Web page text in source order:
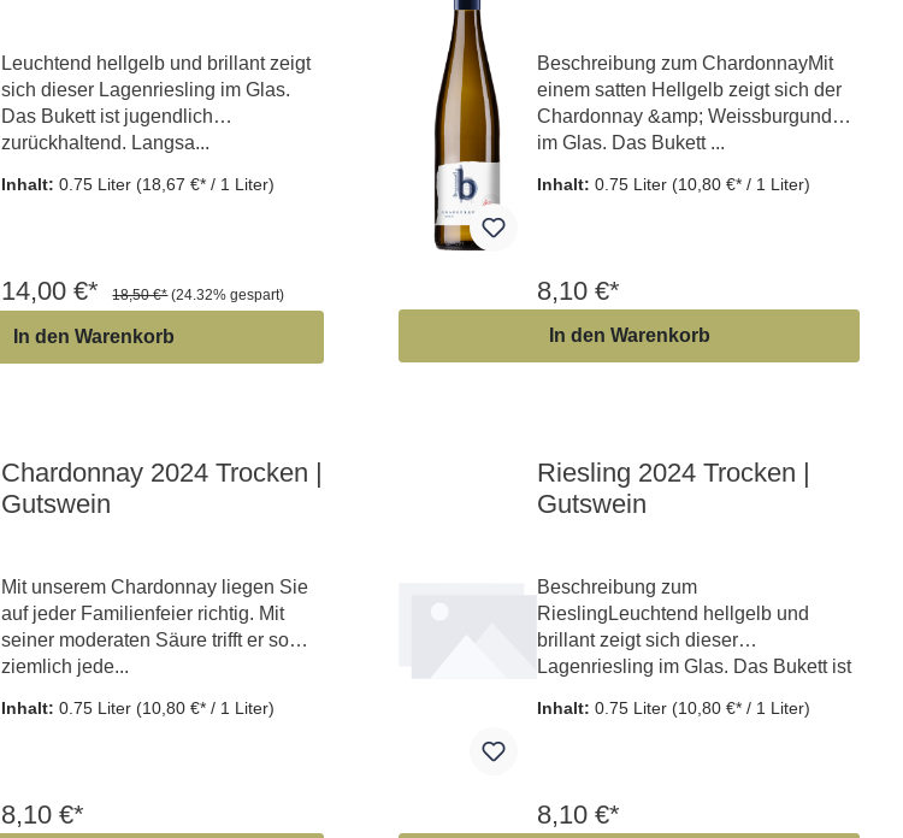
Leuchtend hellgelb und brillant zeigt
sich dieser Lagenriesling im Glas.
Das Bukett ist jugendlich
zurückhaltend. Langsa...
Inhalt:0.75 Liter (18,67 €* / 1 Liter)
14,00 €* 18,50 €* (24.32% gespart)
In den Warenkorb
Beschreibung zum ChardonnayMit
einem satten Hellgelb zeigt sich der
Chardonnay &amp; Weissburgunder
im Glas. Das Bukett ...
Inhalt:0.75 Liter (10,80 €* / 1 Liter)
8,10 €*
In den Warenkorb
Chardonnay 2024 Trocken |
Gutswein
Mit unserem Chardonnay liegen Sie
auf jeder Familienfeier richtig. Mit
seiner moderaten Säure trifft er so
ziemlich jede...
Inhalt:0.75 Liter (10,80 €* / 1 Liter)
8,10 €*
Riesling 2024 Trocken |
Gutswein
Beschreibung zum
RieslingLeuchtend hellgelb und
brillant zeigt sich dieser
Lagenriesling im Glas. Das Bukett ist
Inhalt:0.75 Liter (10,80 €* / 1 Liter)
8,10 €*